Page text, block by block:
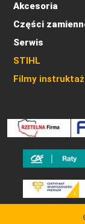
Akcesoria
Części
Serwis
STIHL
Filmy